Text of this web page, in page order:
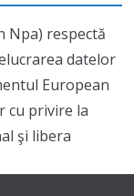
Npa) respectă
datelor
European
cu privire la
şi libera